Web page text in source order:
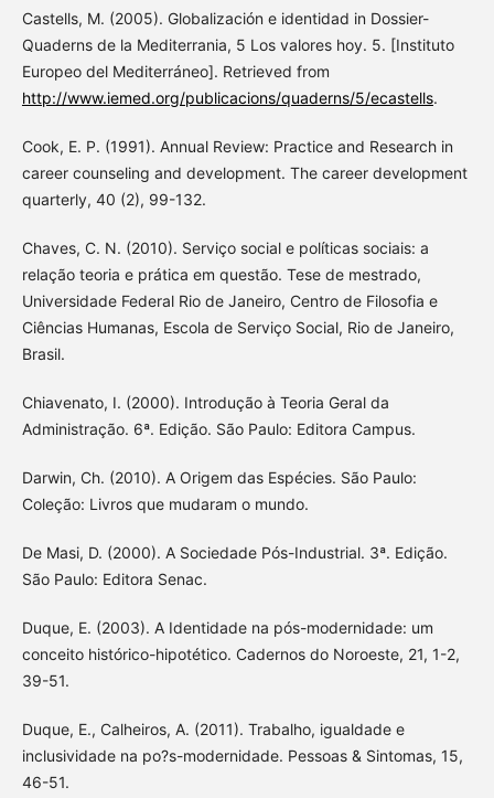
Castells, M. (2005). Globalización e identidad in Dossier-
Quaderns de la Mediterrania, 5 Los valores hoy. 5. [Instituto
Europeo del Mediterráneo]. Retrieved from
http://www.iemed.org/publicacions/quaderns/5/ecastells.
Cook, E. P. (1991). Annual Review: Practice and Research in
career counseling and development. The career development
quarterly, 40 (2), 99-132.
Chaves, C. N. (2010). Serviço social e políticas sociais: a
relação teoria e prática em questão. Tese de mestrado,
Universidade Federal Rio de Janeiro, Centro de Filosofia e
Ciências Humanas, Escola de Serviço Social, Rio de Janeiro,
Brasil.
Chiavenato, I. (2000). Introdução à Teoria Geral da
Administração. 6ª. Edição. São Paulo: Editora Campus.
Darwin, Ch. (2010). A Origem das Espécies. São Paulo:
Coleção: Livros que mudaram o mundo.
De Masi, D. (2000). A Sociedade Pós-Industrial. 3ª. Edição.
São Paulo: Editora Senac.
Duque, E. (2003). A Identidade na pós-modernidade: um
conceito histórico-hipotético. Cadernos do Noroeste, 21, 1-2,
39-51.
Duque, E., Calheiros, A. (2011). Trabalho, igualdade e
inclusividade na po?s-modernidade. Pessoas & Sintomas, 15,
46-51.